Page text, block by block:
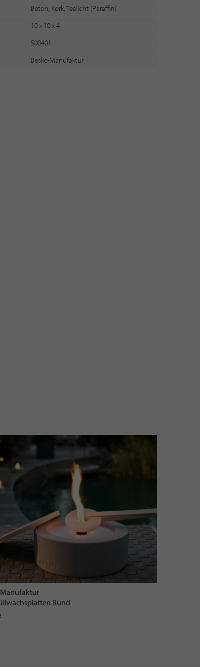
Beton, Kork, Teelicht (Paraffin)
10 x 10 x 4
500401
Beske-Manufaktur
Rund